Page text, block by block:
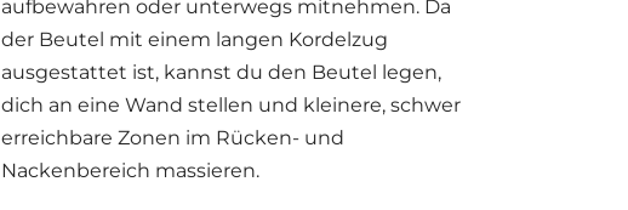
aufbewahren oder unterwegs mitnehmen. Da
der Beutel mit einem langen Kordelzug
ausgestattet ist, kannst du den Beutel legen,
dich an eine Wand stellen und kleinere, schwer
erreichbare Zonen im Rücken- und
Nackenbereich massieren.